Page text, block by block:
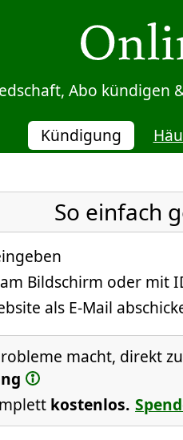
Abo kündigen
Kündigung
So einfach
Bildschirm oder mit
als E-Mail
macht, direkt
kostenlos.